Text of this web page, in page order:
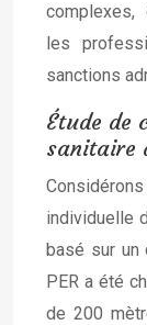
complexes,
les
sanctions
Étude de
sanitaire
individuelle
basé sur un
PER a été
de 200